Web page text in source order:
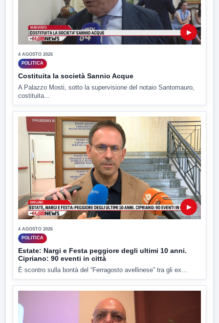
▶
4 AGOSTO 2026
POLITICA
Costituita la società Sannio Acque
A Palazzo Mosti, sotto la supervisione del notaio Santomauro,
costituita...
▶
4 AGOSTO 2026
POLITICA
Estate: Nargi e Festa peggiore degli ultimi 10 anni.
Cipriano: 90 eventi in città
È scontro sulla bontà del “Ferragosto avellinese” tra gli ex...